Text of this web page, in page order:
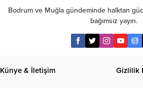
Bodrum ve Muğla gündeminde halktan
bağımsız yayın.
Künye & İletişim Gizlilik